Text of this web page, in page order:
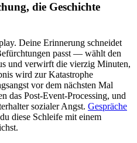
die Geschichte
Deine Erinnerung schneidet
passt — wählt den
und verwirft die vierzig Minuten,
wird zur Katastrophe
vor dem nächsten Mal
das Post-Event-Processing, und
sozialer Angst. Gespräche
diese Schleife mit einem